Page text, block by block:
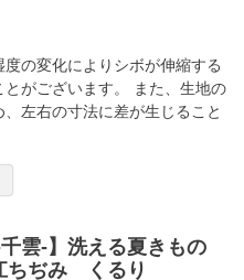
の変化によりシボが伸縮する
がございます。 また、生地の
左右の寸法に差が生じること
雲-】洗える夏きもの
ちぢみ くるり